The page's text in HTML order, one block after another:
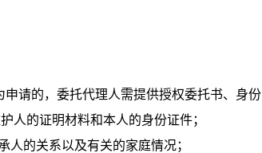
请的，委托代理人需提供授权委托书、身份
人的证明材料和本人的身份证件；
的关系以及有关的家庭情况；